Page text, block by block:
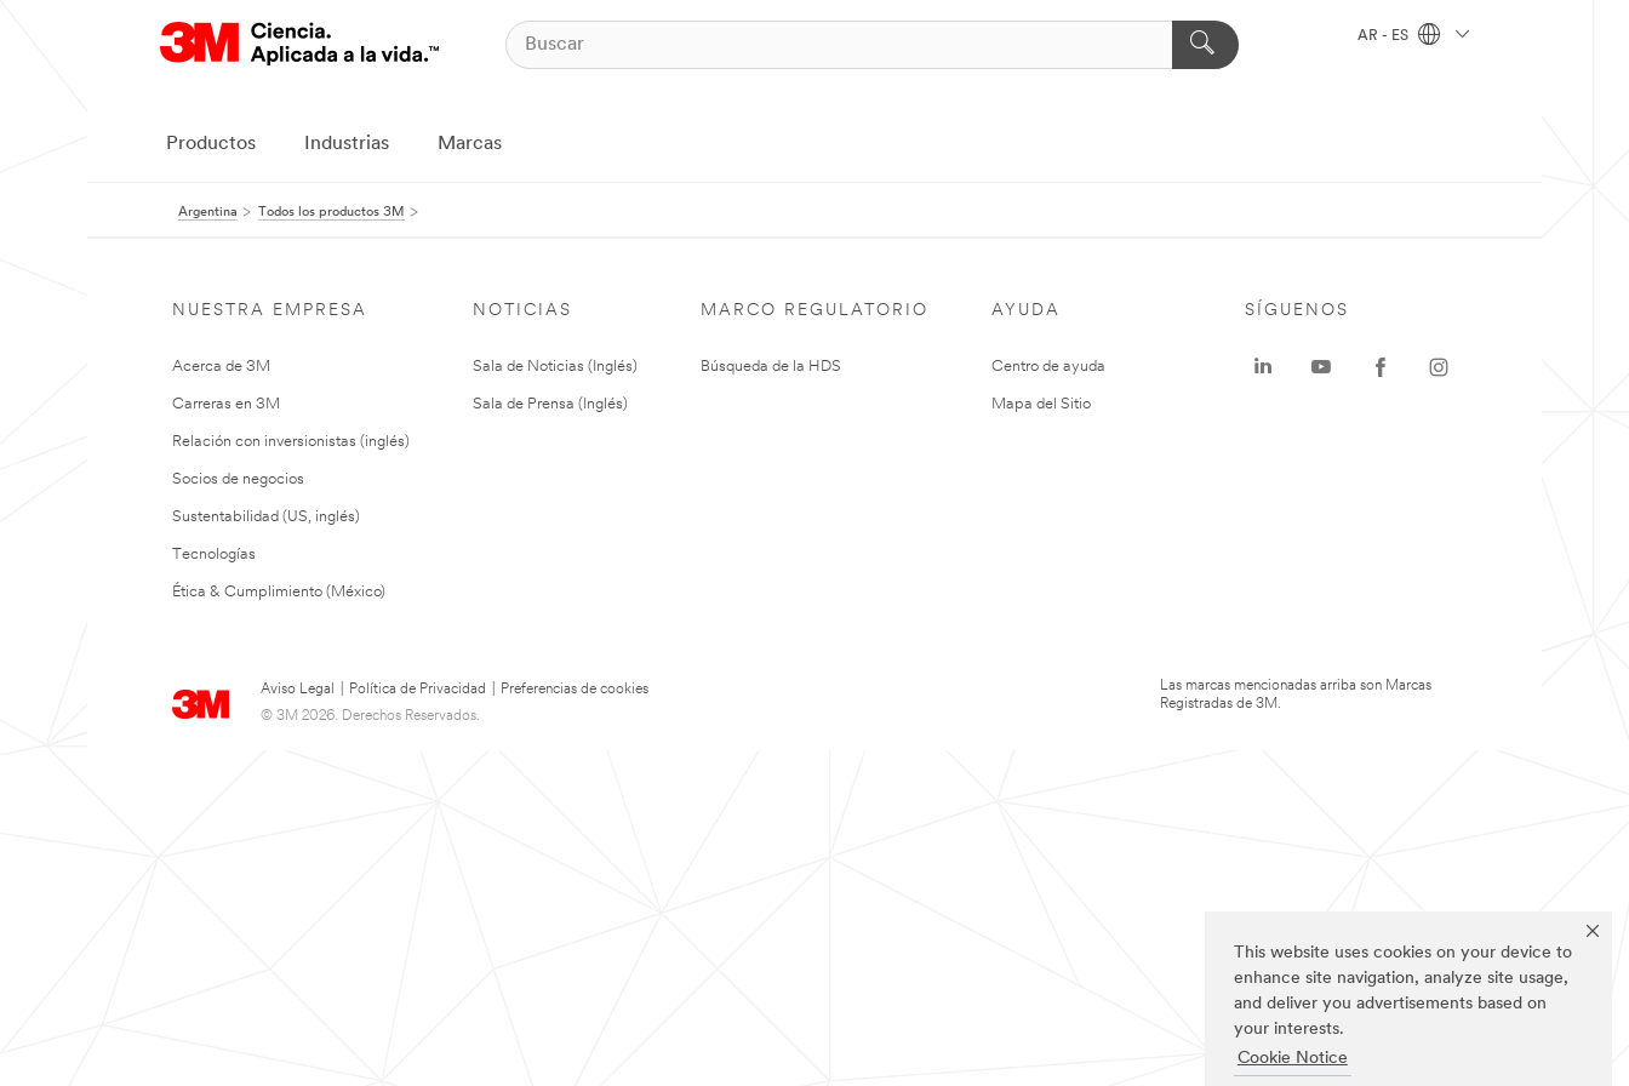
This website uses cookies on your device to
enhance site navigation, analyze site usage,
and deliver you advertisements based on
your interests.
Cookie Notice
AR - ES
Productos Industrias Marcas
Argentina Todos los productos 3M
NUESTRA EMPRESA
Acerca de 3M
Carreras en 3M
Relación con inversionistas (inglés)
Socios de negocios
Sustentabilidad (US, inglés)
Tecnologías
Ética & Cumplimiento (México)
NOTICIAS
Sala de Noticias (Inglés)
Sala de Prensa (Inglés)
MARCO REGULATORIO
Búsqueda de la HDS
AYUDA
Centro de ayuda
Mapa del Sitio
Aviso Legal Política de Privacidad
Preferencias de cookies
© 3M 2026. Derechos Reservados.
SÍGUENOS
Las marcas mencionadas arriba son Marcas
Registradas de 3M.